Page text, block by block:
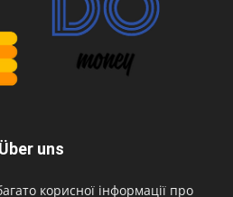
Über uns
корисної інформації про